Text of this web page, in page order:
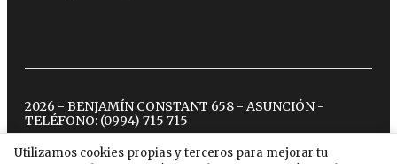
Utilizamos cookies propias y terceros para mejorar tu
2026 - BENJAMÍN CONSTANT 658 - ASUNCIÓN -
TELÉFONO: (0994) 715 715